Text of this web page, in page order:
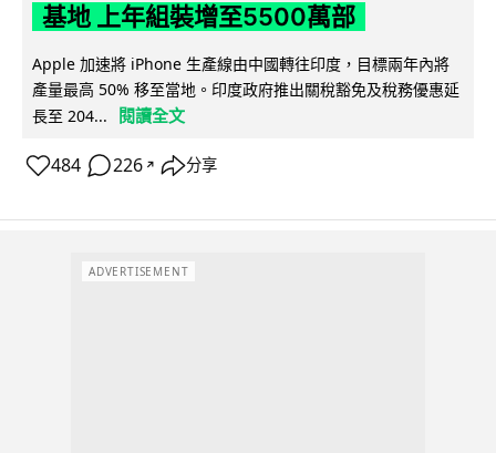
基地 上年組裝增至5500萬部
Apple 加速將 iPhone 生產線由中國轉往印度，目標兩年內將
產量最高 50% 移至當地。印度政府推出關稅豁免及稅務優惠延
長至 204...
閱讀全文
484 226 ↗ 分享
ADVERTISEMENT